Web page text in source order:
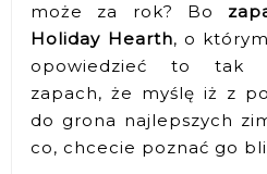
może za rok? Bo
Holiday Hearth, o
opowiedzieć to tak
zapach, że myślę iż z
do grona najlepszych
co, chcecie poznać go